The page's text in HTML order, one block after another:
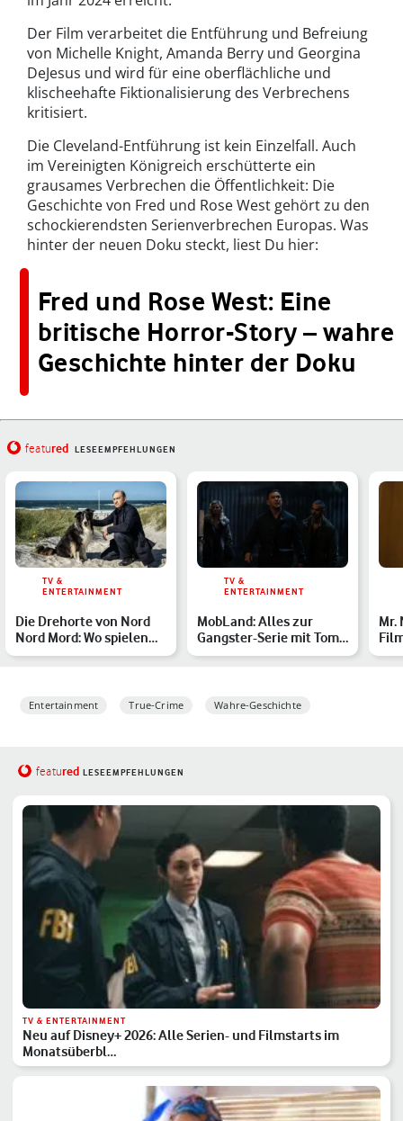
Der Film verarbeitet die Entführung und Befreiung
von Michelle Knight, Amanda Berry und Georgina
DeJesus und wird für eine oberflächliche und
klischeehafte Fiktionalisierung des Verbrechens
kritisiert.
Die Cleveland-Entführung ist kein Einzelfall. Auch
im Vereinigten Königreich erschütterte ein
grausames Verbrechen die Öffentlichkeit: Die
Geschichte von Fred und Rose West gehört zu den
schockierendsten Serienverbrechen Europas. Was
hinter der neuen Doku steckt, liest Du hier:
Fred und Rose West: Eine
britische Horror-Story – wahre
Geschichte hinter der Doku
featured LESEEMPFEHLUNGEN
TV &
ENTERTAINMENT
Die Drehorte von Nord
Nord Mord: Wo spielen
die ZDF-Krimis?
TV &
ENTERTAINMENT
MobLand: Alles zur
Gangster-Serie mit Tom
Hardy auf Paramount+
Mr.
Entertainment True-Crime Wahre-Geschichte
featured LESEEMPFEHLUNGEN
TV & ENTERTAINMENT
Neu auf Disney+ 2026: Alle Serien- und Filmstarts im
Monatsüberbl…